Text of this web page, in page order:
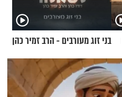
בני זוג מעורבים - הרב זמיר כהן